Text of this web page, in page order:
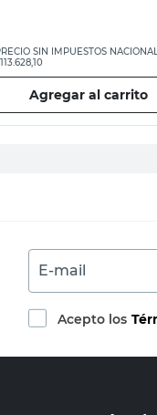
SIN IMPUESTOS
Agregar al carrito
E-mail
Acepto los